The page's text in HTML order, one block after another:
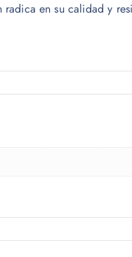
en su calidad y